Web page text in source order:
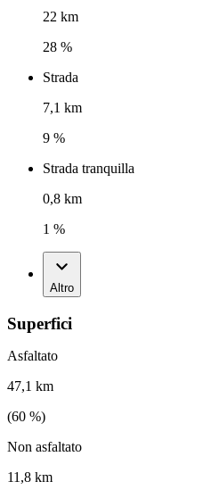
22 km
28 %
Strada
7,1 km
9 %
Strada tranquilla
0,8 km
1 %
Altro
Superfici
Asfaltato
47,1 km
(60 %)
Non asfaltato
11,8 km